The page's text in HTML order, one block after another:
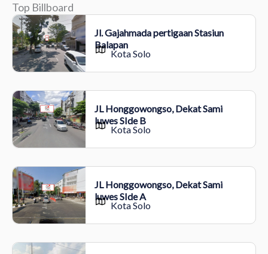
Top Billboard
Jl. Gajahmada pertigaan Stasiun
Balapan
Kota Solo
JL Honggowongso, Dekat Sami
luwes SIde B
Kota Solo
JL Honggowongso, Dekat Sami
luwes SIde A
Kota Solo